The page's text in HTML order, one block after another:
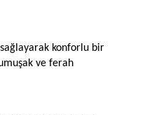
sağlayarak konforlu bir
ve ferah